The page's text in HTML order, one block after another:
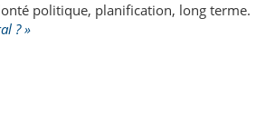
politique, planification, long terme.
? »